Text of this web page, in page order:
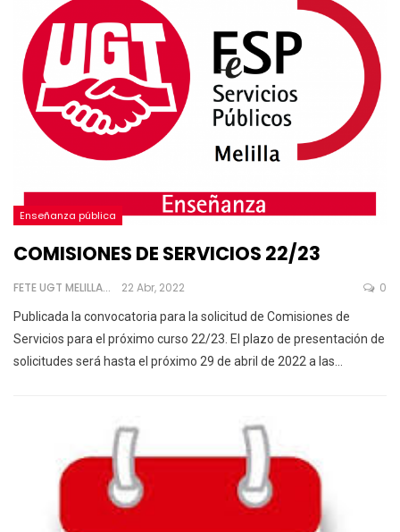
Enseñanza pública
COMISIONES DE SERVICIOS 22/23
FETE UGT MELILLA 22 Abr, 2022 0
Publicada la convocatoria para la solicitud de Comisiones de
Servicios para el próximo curso 22/23. El plazo de presentación de
solicitudes será hasta el próximo 29 de abril de 2022 a las…